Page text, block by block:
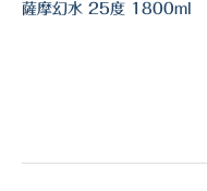
甲斐商店
薩摩幻水 25度 1800ml